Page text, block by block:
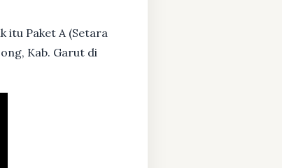
itu Paket A (Setara
Kab. Garut di